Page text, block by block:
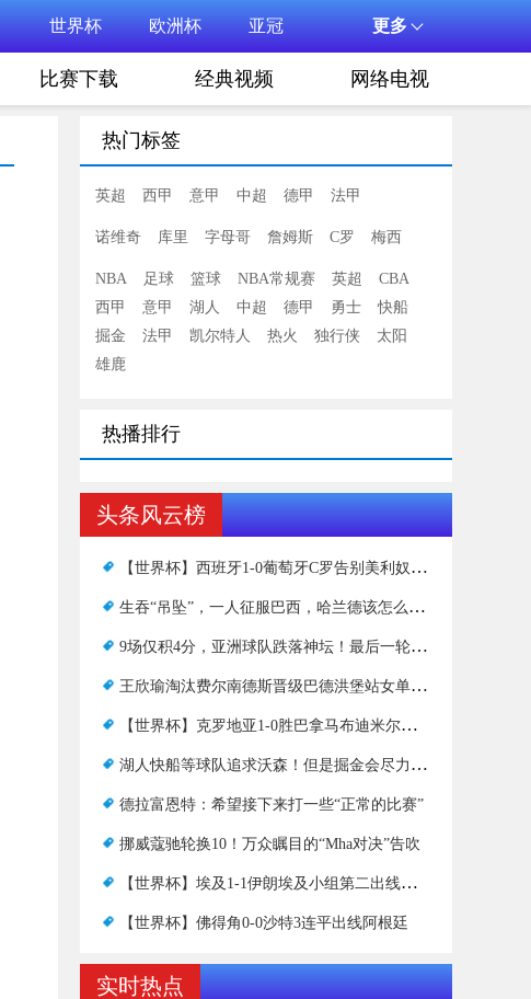
世界杯 欧洲杯 亚冠 更多
比赛下载 经典视频 网络电视
热门标签
英超 西甲 意甲 中超 德甲 法甲
诺维奇 库里 字母哥 詹姆斯 C罗 梅西
NBA 足球 篮球 NBA常规赛 英超
CBA
西甲
意甲 湖人 中超 德甲 勇士
快船
掘金
法甲 凯尔特人 热火 独行侠
太阳
雄鹿
热播排行
头条风云榜
【世界杯】西班牙1-0葡萄牙C罗告别美利奴绝杀
生吞“吊坠”，一人征服巴西，哈兰德该怎么吹？
9场仅积4分，亚洲球队跌落神坛！最后一轮与非洲球队
王欣瑜淘汰费尔南德斯晋级巴德洪堡站女单八强
【世界杯】克罗地亚1-0胜巴拿马布迪米尔破门
湖人快船等球队追求沃森！但是掘金会尽力匹配报价
德拉富恩特：希望接下来打一些“正常的比赛”
挪威蔻驰轮换10！万众瞩目的“Mha对决”告吹
【世界杯】埃及1-1伊朗埃及小组第二出线伊朗待定
【世界杯】佛得角0-0沙特3连平出线阿根廷
实时热点